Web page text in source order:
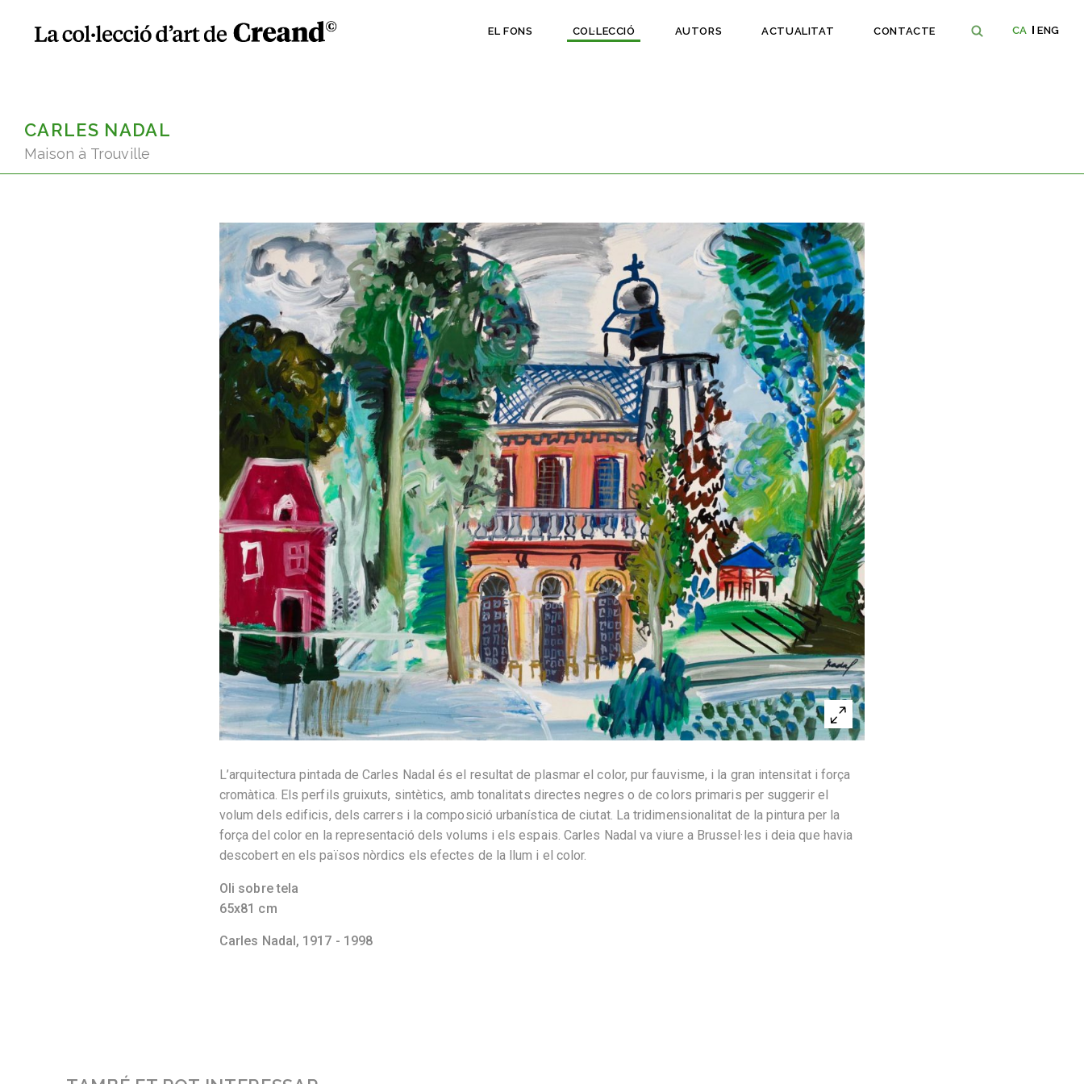
EL FONS COL·LECCIÓ AUTORS ACTUALITAT CONTACTE CA ENG
CARLES NADAL
Maison à Trouville
L’arquitectura pintada de Carles Nadal és el resultat de plasmar el color, pur fauvisme, i la gran intensitat i força
cromàtica. Els perfils gruixuts, sintètics, amb tonalitats directes negres o de colors primaris per suggerir el
volum dels edificis, dels carrers i la composició urbanística de ciutat. La tridimensionalitat de la pintura per la
força del color en la representació dels volums i els espais. Carles Nadal va viure a Brussel·les i deia que havia
descobert en els països nòrdics els efectes de la llum i el color.
Oli sobre tela
65x81 cm
Carles Nadal, 1917 - 1998